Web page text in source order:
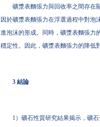
礦漿表麵張力與回收率之間存在
因於礦漿表麵張力在浮選過程中對泡
進泡沫的形成。同時，礦漿表麵張力
穩定性。因此，礦漿表麵張力的降低
3 結論
1）礦石性質研究結果揭示，礦